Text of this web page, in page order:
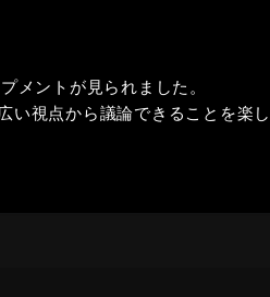
メントが見られました。
視点から議論できることを楽し